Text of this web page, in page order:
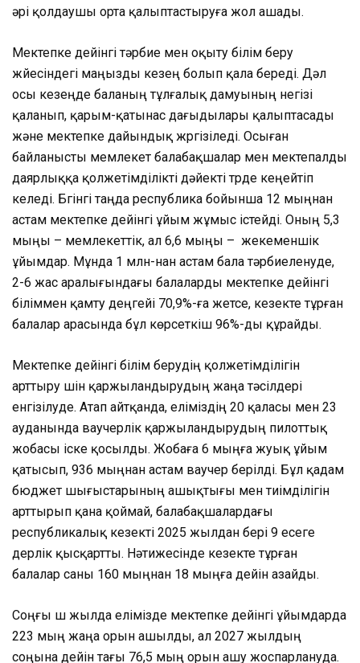
әрі қолдаушы орта қалыптастыруға жол ашады.
Мектепке дейінгі тәрбие мен оқыту білім беру
жүйесіндегі маңызды кезең болып қала береді. Дәл
осы кезеңде баланың тұлғалық дамуының негізі
қаланып, қарым-қатынас дағыдылары қалыптасады
және мектепке дайындық жүргізіледі. Осыған
байланысты мемлекет балабақшалар мен мектепалды
даярлыққа қолжетімділікті дәйекті түрде кеңейтіп
келеді. Бүгінгі таңда республика бойынша 12 мыңнан
астам мектепке дейінгі ұйым жұмыс істейді. Оның 5,3
мыңы – мемлекеттік, ал 6,6 мыңы – жекеменшік
ұйымдар. Мұнда 1 млн-нан астам бала тәрбиеленуде,
2-6 жас аралығындағы балаларды мектепке дейінгі
біліммен қамту деңгейі 70,9%-ға жетсе, кезекте тұрған
балалар арасында бұл көрсеткіш 96%-ды құрайды.
Мектепке дейінгі білім берудің қолжетімділігін
арттыру үшін қаржыландырудың жаңа тәсілдері
енгізілуде. Атап айтқанда, еліміздің 20 қаласы мен 23
ауданында ваучерлік қаржыландырудың пилоттық
жобасы іске қосылды. Жобаға 6 мыңға жуық ұйым
қатысып, 936 мыңнан астам ваучер берілді. Бұл қадам
бюджет шығыстарының ашықтығы мен тиімділігін
арттырып қана қоймай, балабақшалардағы
республикалық кезекті 2025 жылдан бері 9 есеге
дерлік қысқартты. Нәтижесінде кезекте тұрған
балалар саны 160 мыңнан 18 мыңға дейін азайды.
Соңғы үш жылда елімізде мектепке дейінгі ұйымдарда
223 мың жаңа орын ашылды, ал 2027 жылдың
соңына дейін тағы 76,5 мың орын ашу жоспарлануда.